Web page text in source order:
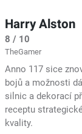
Harry Alston
8 / 10
TheGamer
Anno 117 sice
bojů a možnosti
silnic a dekorací
receptu
kvality.